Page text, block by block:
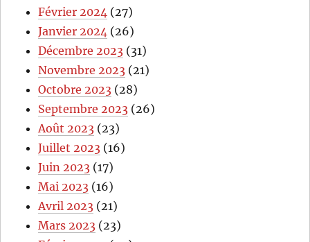
Février 2024 (27)
Janvier 2024 (26)
Décembre 2023 (31)
Novembre 2023 (21)
Octobre 2023 (28)
Septembre 2023 (26)
Août 2023 (23)
Juillet 2023 (16)
Juin 2023 (17)
Mai 2023 (16)
Avril 2023 (21)
Mars 2023 (23)